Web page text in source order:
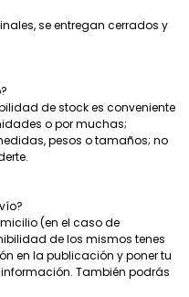
se entregan cerrados y
de stock es conveniente
o por muchas;
pesos o tamaños; no
(en el caso de
de los mismos tenes
en la publicación y poner tu
También podrás